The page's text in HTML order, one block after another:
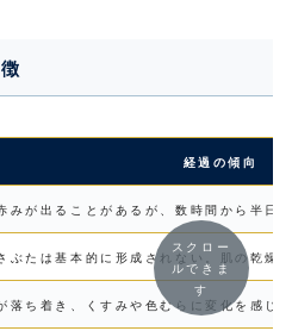
経過の傾向
みが出ることがあるが、数時間から半日
ぶたは基本的に形成されない。肌の乾燥
落ち着き、くすみや色むらに変化を感じ
スクロー
ルできま
す